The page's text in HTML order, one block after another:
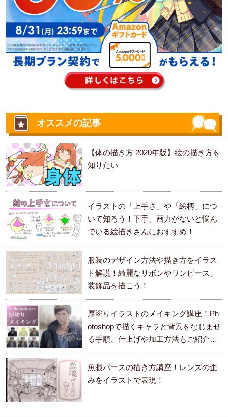
オススメの記事
【体の描き方 2020年版】絵の描き方を
知りたい
イラストの「上手さ」や「絵柄」につ
いて知ろう！下手、画力がないと悩ん
でいる絵描きさんにおすすめ！
服装のデザイン方法や描き方をイラス
ト解説！綺麗なリボンやワンピース、
装飾品を描こう！
厚塗りイラストのメイキング講座！Ph
otoshopで描くキャラと背景をなじませ
る手順、仕上げや加工方法もご紹介し
ます。
魚眼パースの描き方講座！レンズの歪
みをイラストで表現！